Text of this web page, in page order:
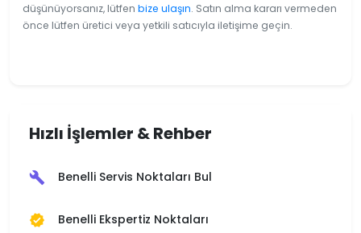
düşünüyorsanız, lütfen bize ulaşın. Satın alma kararı vermeden
önce lütfen üretici veya yetkili satıcıyla iletişime geçin.
Hızlı İşlemler & Rehber
build Benelli Servis Noktaları Bul
verified Benelli Ekspertiz Noktaları